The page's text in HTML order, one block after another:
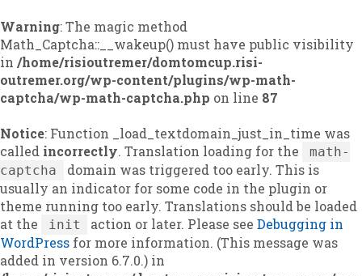
Warning: The magic method
Math_Captcha::__wakeup() must have public visibility
in /home/risioutremer/domtomcup.risi-
outremer.org/wp-content/plugins/wp-math-
captcha/wp-math-captcha.php on line 87
Notice: Function _load_textdomain_just_in_time was
called incorrectly. Translation loading for the
math-
captcha
domain was triggered too early. This is
usually an indicator for some code in the plugin or
theme running too early. Translations should be loaded
at the
init action or later. Please seeDebugging in
WordPress for more information. (This message was
added in version 6.7.0.) in